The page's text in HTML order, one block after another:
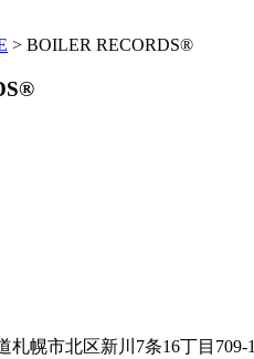
> BOILER RECORDS®
札幌市北区新川7条16丁目709-1